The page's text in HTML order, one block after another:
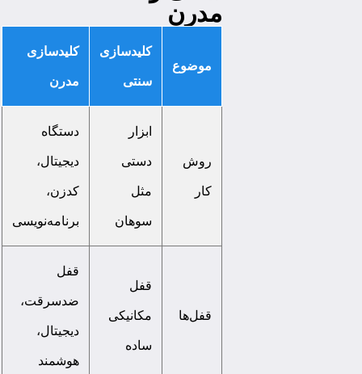
مدرن
موضوع
کلیدسازی
سنتی
کلیدسازی
مدرن
روش
کار
ابزار
دستی
مثل
سوهان
دستگاه
دیجیتال،
کدزن،
برنامه‌نویسی
قفل‌ها
قفل
مکانیکی
ساده
قفل
ضدسرقت،
دیجیتال،
هوشمند